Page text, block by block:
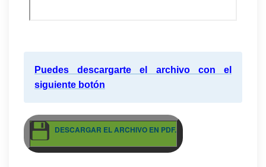
Puedes descargarte el archivo con el
siguiente botón
DESCARGAR EL ARCHIVO EN PDF.